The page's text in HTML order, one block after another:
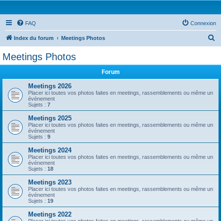
FAQ Connexion
Index du forum Meetings Photos
r
Meetings Photos
Forum
Meetings 2026
Placer ici toutes vos photos faites en meetings, rassemblements ou même un
événement
Sujets : 7
Meetings 2025
Placer ici toutes vos photos faites en meetings, rassemblements ou même un
événement
Sujets : 9
Meetings 2024
Placer ici toutes vos photos faites en meetings, rassemblements ou même un
événement
Sujets : 18
Meetings 2023
Placer ici toutes vos photos faites en meetings, rassemblements ou même un
événement
Sujets : 19
Meetings 2022